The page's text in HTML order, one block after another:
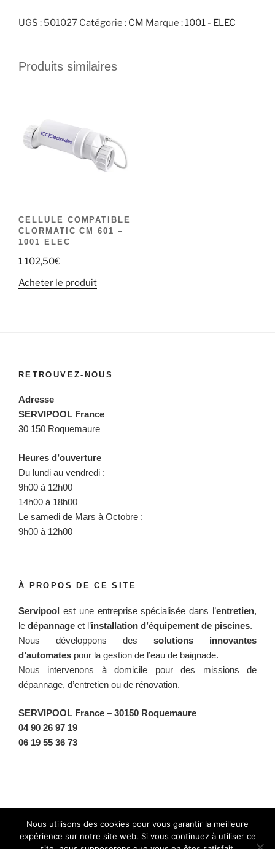
UGS : 501027 Catégorie : CM Marque :1001 - ELEC
Produits similaires
CELLULE COMPATIBLE
CLORMATIC CM 601 –
1001 ELEC
1 102,50€
Acheter le produit
RETROUVEZ-NOUS
Adresse
SERVIPOOL France
30 150 Roquemaure
Heures d’ouverture
Du lundi au vendredi :
9h00 à 12h00
14h00 à 18h00
Le samedi de Mars à Octobre :
9h00 à 12h00
À PROPOS DE CE SITE
Servipool est une entreprise spécialisée dans l’entretien,
le dépannage et l’installation d’équipement de piscines.
Nous développons des solutions innovantes
d’automates pour la gestion de l’eau de baignade.
Nous intervenons à domicile pour des missions de
dépannage, d’entretien ou de rénovation.
SERVIPOOL France – 30150 Roquemaure
04 90 26 97 19
06 19 55 36 73
Nous utilisons des cookies pour vous garantir la meilleure
expérience sur notre site web. Si vous continuez à utiliser ce